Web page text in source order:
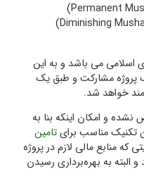
اسلامی می باشد و به این
مشاركت و طبق يك
خواهد شد.
و امکان اینکه بنا به
تكنيك مناسب برایتامين
كه منابع مالي لازم در پروژه
به بهر‌ه‌برداري رسيدن